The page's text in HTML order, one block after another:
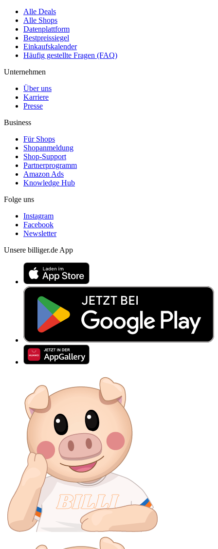
Alle Deals
Alle Shops
Datenplattform
Bestpreissiegel
Einkaufskalender
Häufig gestellte Fragen (FAQ)
Unternehmen
Über uns
Karriere
Presse
Business
Für Shops
Shopanmeldung
Shop-Support
Partnerprogramm
Amazon Ads
Knowledge Hub
Folge uns
Instagram
Facebook
Newsletter
Unsere billiger.de App